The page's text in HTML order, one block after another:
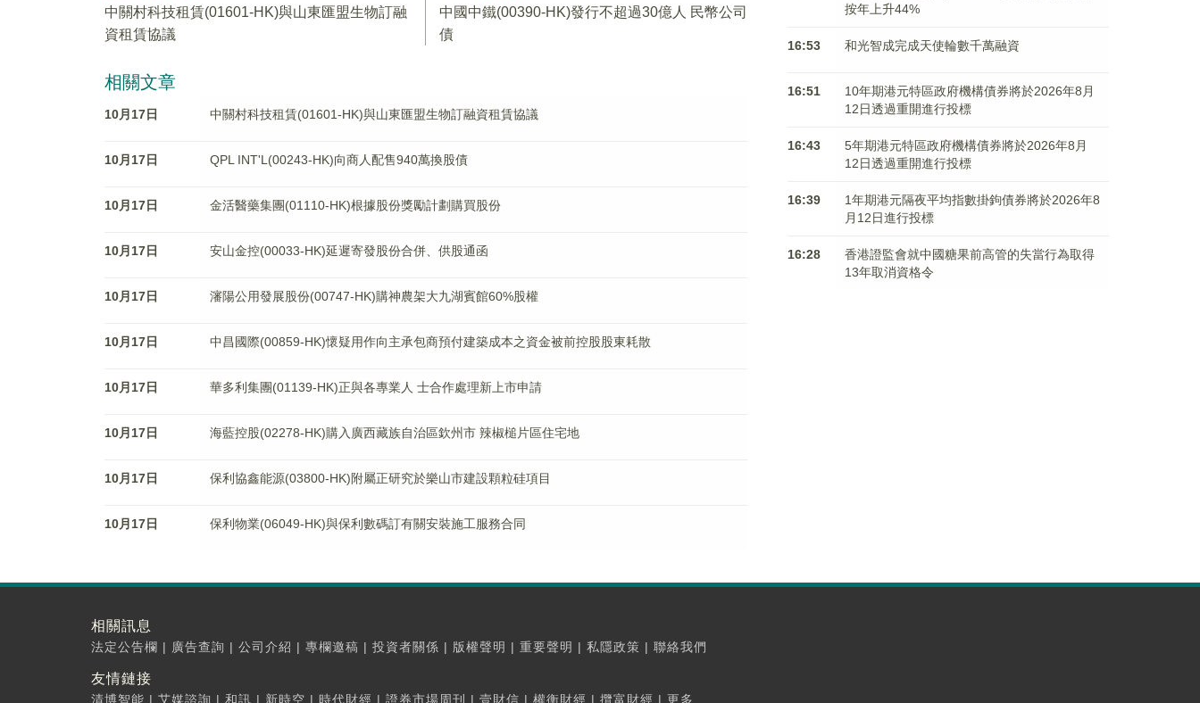
中關村科技租賃(01601-HK)與山東匯盟生物訂融
資租賃協議
中國中鐵(00390-HK)發行不超過30億人 民幣公司
債
相關文章
10月17日 中關村科技租賃(01601-HK)與山東匯盟生物訂融資租賃協議
10月17日 QPL INT'L(00243-HK)向商人配售940萬換股債
10月17日 金活醫藥集團(01110-HK)根據股份獎勵計劃購買股份
10月17日 安山金控(00033-HK)延遲寄發股份合併、供股通函
10月17日 瀋陽公用發展股份(00747-HK)購神農架大九湖賓館60%股權
10月17日 中昌國際(00859-HK)懷疑用作向主承包商預付建築成本之資金被前控股股東耗散
10月17日 華多利集團(01139-HK)正與各專業人 士合作處理新上市申請
10月17日 海藍控股(02278-HK)購入廣西藏族自治區欽州市 辣椒槌片區住宅地
10月17日 保利協鑫能源(03800-HK)附屬正研究於樂山市建設顆粒硅項目
10月17日 保利物業(06049-HK)與保利數碼訂有關安裝施工服務合同
按年上升44%
16:53 和光智成完成天使輪數千萬融資
16:51
10年期港元特區政府機構債券將於2026年8月
12日透過重開進行投標
16:43
5年期港元特區政府機構債券將於2026年8月
12日透過重開進行投標
16:39
1年期港元隔夜平均指數掛鉤債券將於2026年8
月12日進行投標
16:28
香港證監會就中國糖果前高管的失當行為取得
13年取消資格令
相關訊息
法定公告欄 | 廣告查詢 | 公司介紹 | 專欄邀稿 | 投資者關係 | 版權聲明 | 重要聲明 | 私隱政策 | 聯絡我們
友情鏈接
清博智能 | 艾媒諮詢 | 和訊 | 新時空 | 時代財經 | 證券市場周刊 | 壹財信 | 權衡財經 | 攬富財經 | 更多...